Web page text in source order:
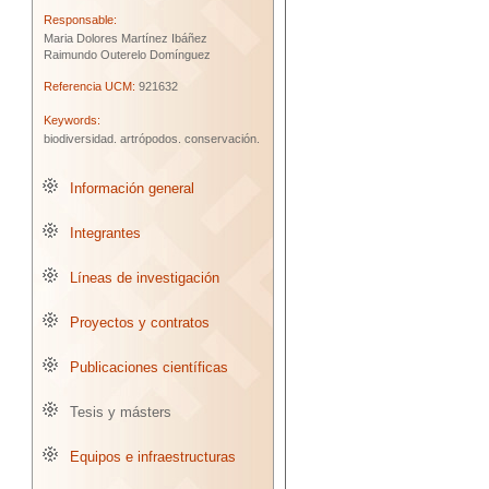
Responsable:
Maria Dolores Martínez Ibáñez
Raimundo Outerelo Domínguez
Referencia UCM: 921632
Keywords:
biodiversidad. artrópodos. conservación.
Información general
Integrantes
Líneas de investigación
Proyectos y contratos
Publicaciones científicas
Tesis y másters
Equipos e infraestructuras